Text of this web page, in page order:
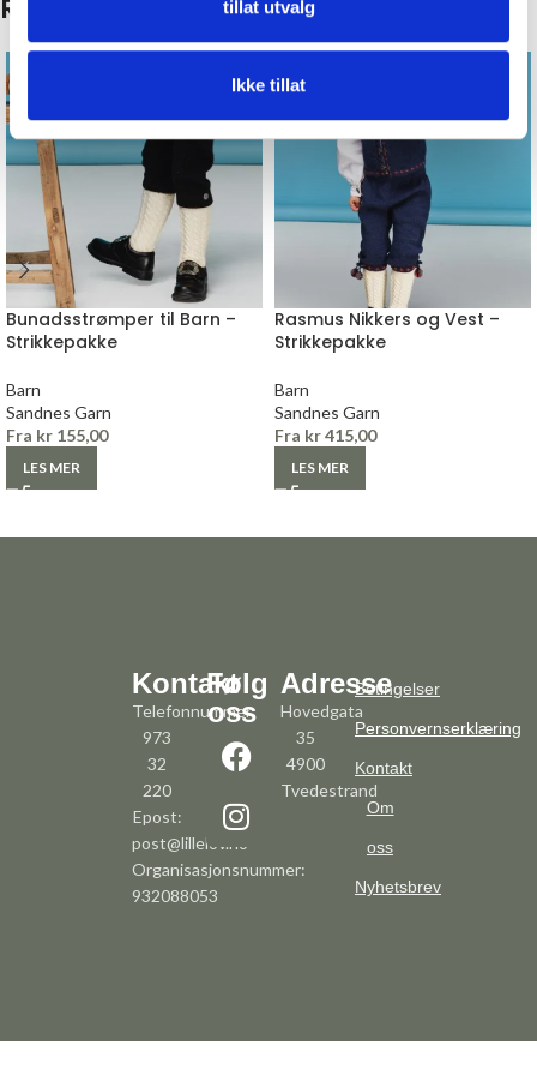
tillat utvalg
Ikke tillat
Relaterte produkter
Bunadsstrømper til Barn –
Strikkepakke
Barn
Sandnes Garn
Fra kr 155,00
LES MER
Rasmus Nikkers og Vest –
Strikkepakke
Barn
Sandnes Garn
Fra kr415,00
LES MER
Kontakt
Telefonnummer:
973
32
220
Epost:
post@lillelov.no
Organisasjonsnummer:
932088053
Følg
oss
Adresse
Hovedgata
35
4900
Tvedestrand
Betingelser
Personvernserklæring
Kontakt
Om
oss
Nyhetsbrev